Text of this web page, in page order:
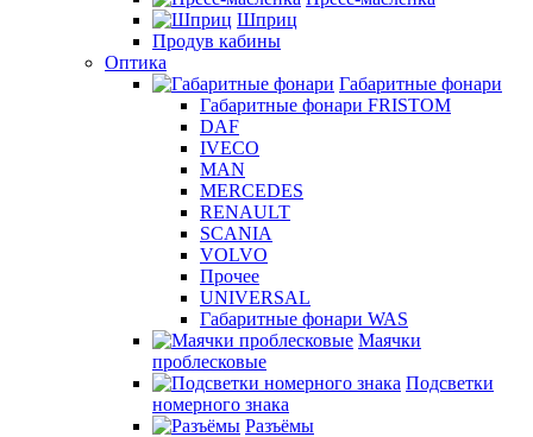
Шприц
Продув кабины
Оптика
Габаритные фонари
Габаритные фонари FRISTOM
DAF
IVECO
MAN
MERCEDES
RENAULT
SCANIA
VOLVO
Прочее
UNIVERSAL
Габаритные фонари WAS
Маячки
проблесковые
Подсветки
номерного знака
Разъёмы